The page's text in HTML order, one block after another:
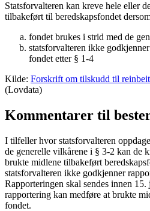
Statsforvalteren kan kreve hele eller
tilbakeført til beredskapsfondet
fondet brukes i strid med de
statsforvalteren ikke
fondet etter § 1-4
Kilde: Forskrift om tilskudd til
(Lovdata)
Kommentarer til
I tilfeller hvor statsforvalteren
de generelle vilkårene i § 3-2 kan de
brukte midlene tilbakeført
statsforvalteren ikke godkjenner
Rapporteringen skal sendes innen
rapportering kan medføre at brukte
fondet.